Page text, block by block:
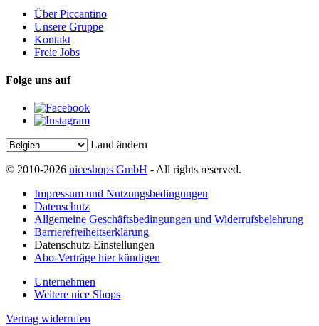
Über Piccantino
Unsere Gruppe
Kontakt
Freie Jobs
Folge uns auf
Land ändern
© 2010-2026 niceshops GmbH - All rights reserved.
Impressum und Nutzungsbedingungen
Datenschutz
Allgemeine Geschäftsbedingungen und Widerrufsbelehrung
Barrierefreiheitserklärung
Datenschutz-Einstellungen
Abo-Verträge hier kündigen
Unternehmen
Weitere nice Shops
Vertrag widerrufen